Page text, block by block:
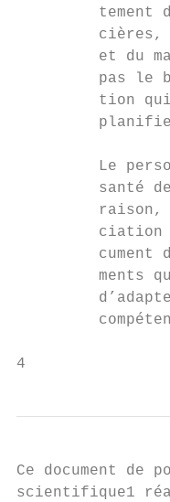
tement
cières,
et du
pas le
tion
Le
santé
raison,
ciation
cument
ments
4
Ce document
scientifique1